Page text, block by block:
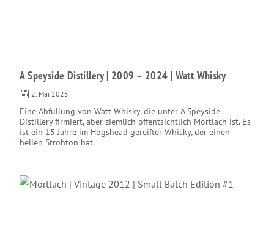
A Speyside Distillery | 2009 – 2024 | Watt Whisky
2. Mai 2025
Eine Abfüllung von Watt Whisky, die unter A Speyside
Distillery firmiert, aber ziemlich offentsichtlich Mortlach ist. Es
ist ein 15 Jahre im Hogshead gereifter Whisky, der einen
hellen Strohton hat.